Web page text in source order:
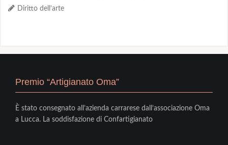
Diritto dell’arte
Premio “Artigianato Oma”
È stato consegnato all’azienda carrarese dall’associazione Oma
a Lucca. La soddisfazione di Confartigianato